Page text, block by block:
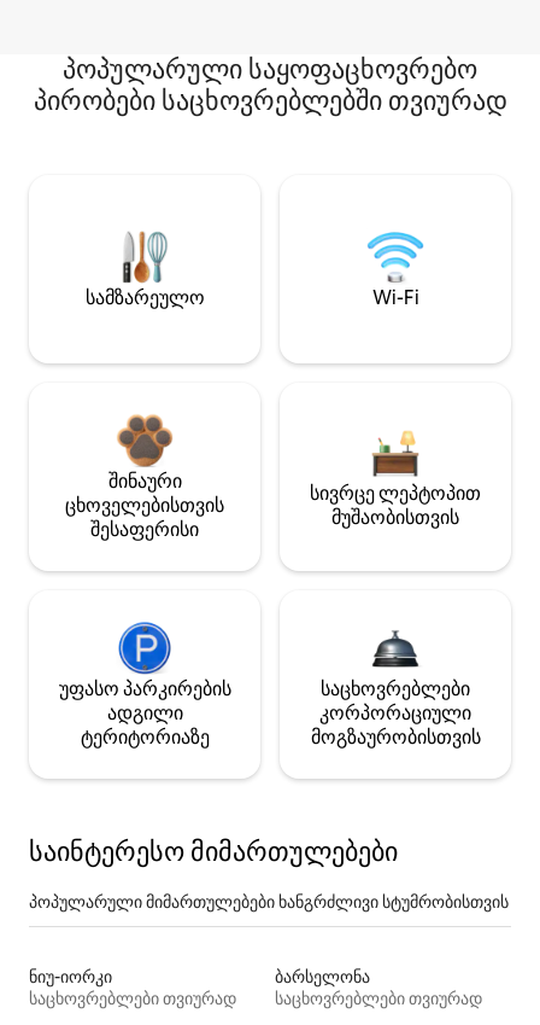
პოპულარული საყოფაცხოვრებო
პირობები საცხოვრებლებში თვიურად
სამზარეულო Wi-Fi
შინაური
ცხოველებისთვის
შესაფერისი
სივრცე ლეპტოპით
მუშაობისთვის
უფასო პარკირების
ადგილი
ტერიტორიაზე
საცხოვრებლები
კორპორაციული
მოგზაურობისთვის
საინტერესო მიმართულებები
პოპულარული მიმართულებები ხანგრძლივი სტუმრობისთვის
ნიუ-იორკი
საცხოვრებლები თვიურად
ბარსელონა
საცხოვრებლები თვიურად